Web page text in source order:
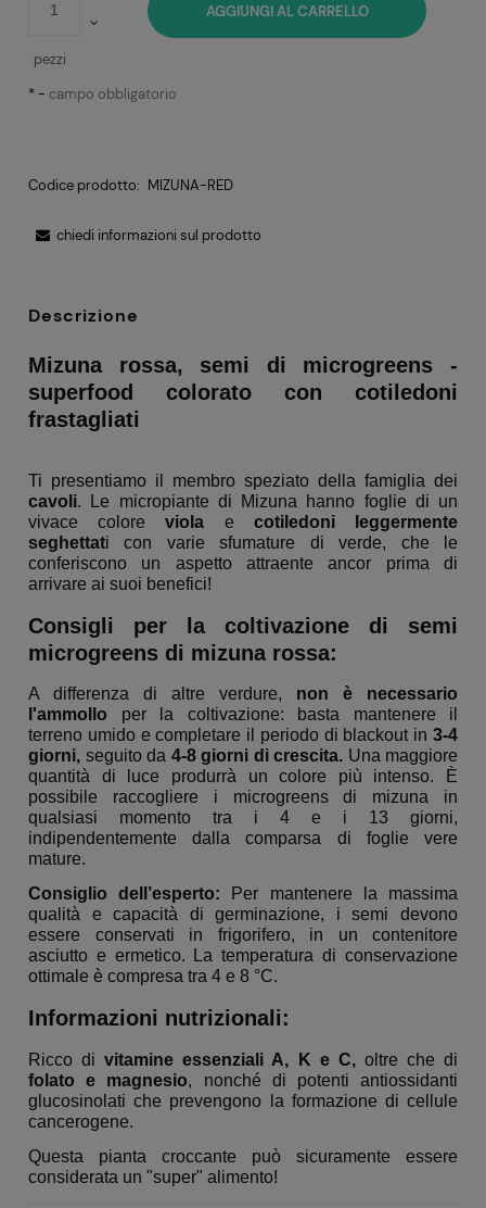
pezzi
AGGIUNGI AL CARRELLO
*- campo obbligatorio
Codice prodotto: MIZUNA-RED
chiedi informazioni sul prodotto
Descrizione
Mizuna rossa, semi di microgreens -
superfood colorato con cotiledoni
frastagliati
Ti presentiamo il membro speziato della famiglia dei
cavoli. Le micropiante di Mizuna hanno foglie di un
vivace coloreviola e cotiledoni leggermente
seghettati con varie sfumature di verde, che le
conferiscono un aspetto attraente ancor prima di
arrivare ai suoi benefici!
Consigli per la coltivazione di semi
microgreens di mizuna rossa:
A differenza di altre verdure, non è necessario
l'ammollo per la coltivazione: basta mantenere il
terreno umido e completare il periodo di blackout in 3-4
giorni, seguito da 4-8 giorni di crescita. Una maggiore
quantità di luce produrrà un colore più intenso. È
possibile raccogliere i microgreens di mizuna in
qualsiasi momento tra i 4 e i 13 giorni,
indipendentemente dalla comparsa di foglie vere
mature.
Consiglio dell’esperto: Per mantenere la massima
qualità e capacità di germinazione, i semi devono
essere conservati in frigorifero, in un contenitore
asciutto e ermetico. La temperatura di conservazione
ottimale è compresa tra 4 e 8 °C.
Informazioni nutrizionali:
Ricco divitamine essenziali A, K e C,oltre che di
folato e magnesio, nonché di potenti antiossidanti
glucosinolati che prevengono la formazione di cellule
cancerogene.
Questa pianta croccante può sicuramente essere
considerata un "super" alimento!